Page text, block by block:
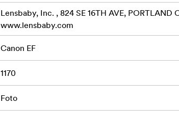
Lensbaby, Inc. , 824 SE 16TH AVE, PORTLAND
www.lensbaby.com
Canon EF
1170
Foto